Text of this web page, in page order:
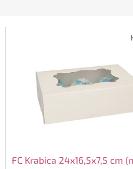
FC Krabica 24x16,5x7,5 cm